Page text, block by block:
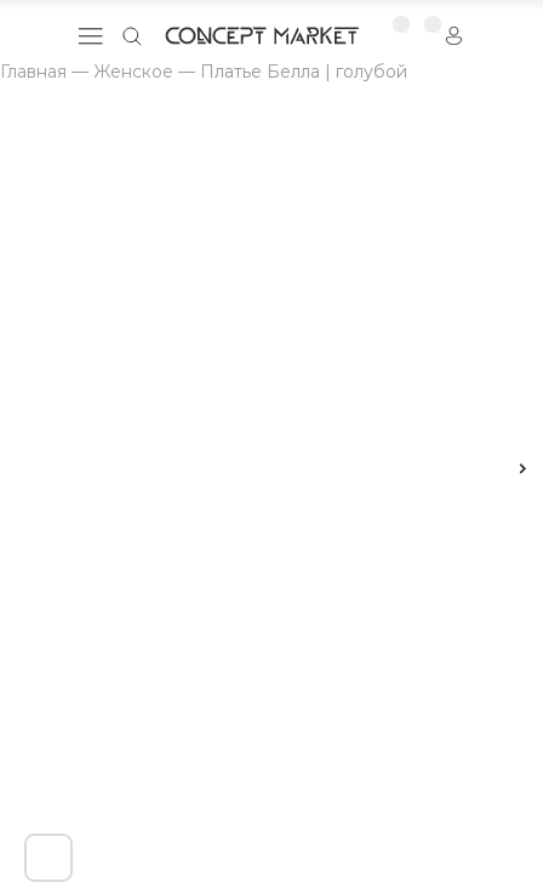
Главная — Женское — Платье Белла | голубой